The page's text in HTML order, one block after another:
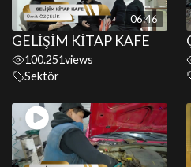
06:46
GELİŞİM KİTAP KAFE
100.251views
Sektör